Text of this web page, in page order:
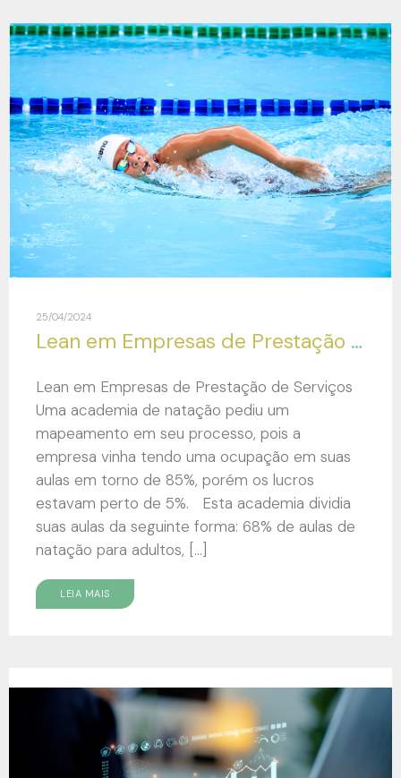
25/04/2024
Lean em Empresas de Prestação de Serviços
Lean em Empresas de Prestação de Serviços
Uma academia de natação pediu um
mapeamento em seu processo, pois a
empresa vinha tendo uma ocupação em suas
aulas em torno de 85%, porém os lucros
estavam perto de 5%. Esta academia dividia
suas aulas da seguinte forma: 68% de aulas de
natação para adultos, […]
LEIA MAIS